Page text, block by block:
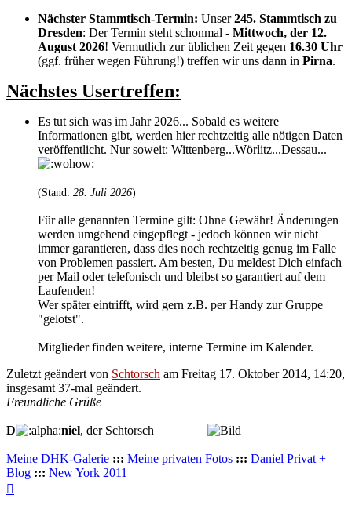
Nächster Stammtisch-Termin: Unser245. Stammtisch zu
Dresden: Der Termin steht schonmal - Mittwoch, der 12.
August 2026! Vermutlich zur üblichen Zeit gegen 16.30 Uhr
(ggf. früher wegen Führung!) treffen wir uns dann in Pirna.
Nächstes Usertreffen:
Es tut sich was im Jahr 2026... Sobald es weitere
Informationen gibt, werden hier rechtzeitig alle nötigen Daten
veröffentlicht. Nur soweit: Wittenberg...Wörlitz...Dessau...
(Stand: 28. Juli 2026)
Für alle genannten Termine gilt: Ohne Gewähr! Änderungen
werden umgehend eingepflegt - jedoch können wir nicht
immer garantieren, dass dies noch rechtzeitig genug im Falle
von Problemen passiert. Am besten, Du meldest Dich einfach
per Mail oder telefonisch und bleibst so garantiert auf dem
Laufenden!
Wer später eintrifft, wird gern z.B. per Handy zur Gruppe
"gelotst".
Mitglieder finden weitere, interne Termine im Kalender.
Zuletzt geändert von Schtorsch am Freitag 17. Oktober 2014, 14:20,
insgesamt 37-mal geändert.
Freundliche Grüße
D niel, der Schtorsch
Meine DHK-Galerie ::: Meine privaten Fotos ::: Daniel Privat +
Blog ::: New York 2011